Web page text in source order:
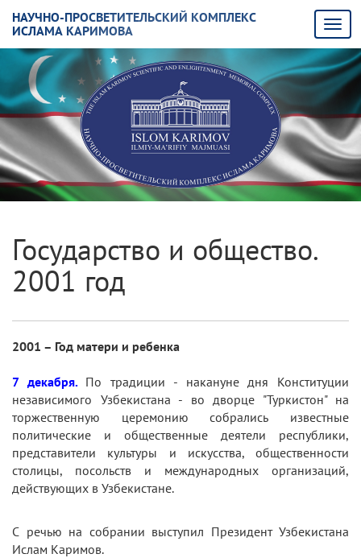
НАУЧНО-ПРОСВЕТИТЕЛЬСКИЙ КОМПЛЕКС
ИСЛАМА КАРИМОВА
Государство и общество.
2001 год
2001 – Год матери и ребенка
7 декабря. По традиции - накануне дня Конституции
независимого Узбекистана - во дворце "Туркистон" на
торжественную церемонию собрались известные
политические и общественные деятели республики,
представители культуры и искусства, общественности
столицы, посольств и международных организаций,
действующих в Узбекистане.
С речью на собрании выступил Президент Узбекистана
Ислам Каримов.